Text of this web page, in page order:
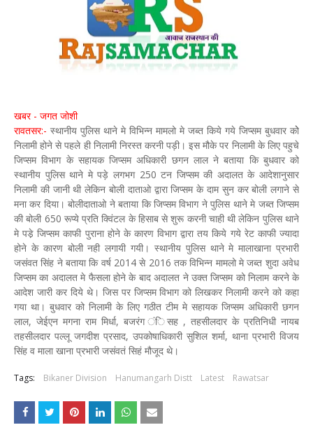
खबर - जगत जोशी
रावतसर:- स्थानीय पुलिस थाने मे विभिन्न मामलो मे जब्त किये गये जिप्सम बुधवार कोे
निलामी होने से पहले ही निलामी निरस्त करनी पड़ी। इस मौके पर निलामी के लिए पहुचे
जिप्सम विभाग के सहायक जिप्सम अधिकारी छगन लाल ने बताया कि बुधवार को
स्थानीय पुलिस थाने मे पड़े लगभग 250 टन जिप्सम की अदालत के आदेशानुसार
निलामी की जानी थी लेकिन बोली दाताओ द्वारा जिप्सम के दाम सुन कर बोली लगाने से
मना कर दिया। बोलीदाताओ ने बताया कि जिप्सम विभाग ने पुलिस थाने मे जब्त जिप्सम
की बोली 650 रूप्ये प्रति क्विंटल के हिसाब से शुरू करनी चाही थी लेकिन पुलिस थाने
मे पडे़ जिप्सम काफी पुराना होने के कारण विभाग द्वारा तय किये गये रेट काफी ज्यादा
होने के कारण बोली नही लगायी गयी। स्थानीय पुलिस थाने मे मालाखाना प्रभारी
जसंवत सिंह ने बताया कि वर्ष 2014 से 2016 तक विभिन्न मामलो मे जब्त शुदा अवेध
जिप्सम का अदालत मे फैसला होने के बाद अदालत ने उक्त जिप्सम को निलाम करने के
आदेश जारी कर दिये थे। जिस पर जिप्सम विभाग को लिखकर निलामी करने को कहा
गया था। बुधवार को निलामी के लिए गठीत टीम मे सहायक जिप्सम अधिकारी छगन
लाल, जेईएन मगना राम मिर्धा, बजरंग ंिसह , तहसीलदार के प्रतिनिधी नायब
तहसीलदार पल्लू जगदीश प्रसाद, उपकोषाधिकारी सुशिल शर्मा, थाना प्रभारी विजय
सिंह व माला खाना प्रभारी जसंवतं सिहं मौजूद थे।
Tags: Bikaner Division Hanumangarh Distt Latest Rawatsar